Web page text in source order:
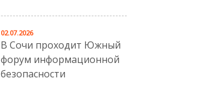
В Сочи проходит Южный
форум информационной
безопасности
02.07.2026